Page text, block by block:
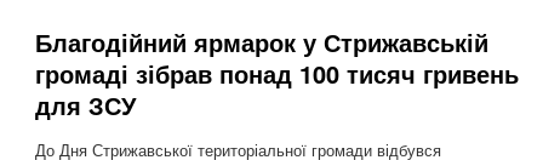
Благодійний ярмарок у Стрижавській
громаді зібрав понад 100 тисяч гривень
для ЗСУ
До Дня Стрижавської територіальної громади відбувся